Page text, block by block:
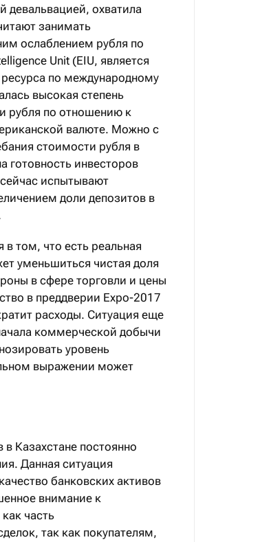
девальвацией, охватила
занимать
ослаблением рубля по
Unit (EIU, является
по международному
высокая степень
рубля по отношению к
валюте. Можно с
стоимости рубля в
готовность инвесторов
испытывают
доли депозитов в
том, что есть реальная
уменьшиться чистая доля
в сфере торговли и цены
в преддверии Expo-2017
расходы. Ситуация еще
коммерческой добычи
уровень
выражении может
Казахстане постоянно
Данная ситуация
банковских активов
внимание к
часть
так как покупателям,